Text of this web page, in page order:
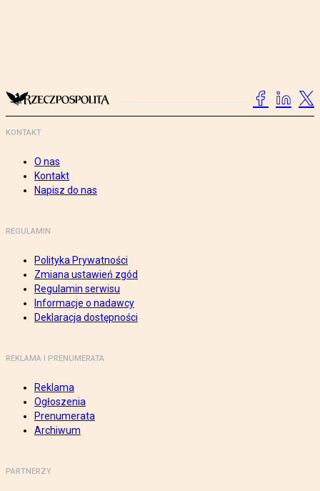
KONTAKT
O nas
Kontakt
Napisz do nas
REGULAMIN
Polityka Prywatności
Zmiana ustawień zgód
Regulamin serwisu
Informacje o nadawcy
Deklaracja dostępności
REKLAMA I PRENUMERATA
Reklama
Ogłoszenia
Prenumerata
Archiwum
PARTNERZY